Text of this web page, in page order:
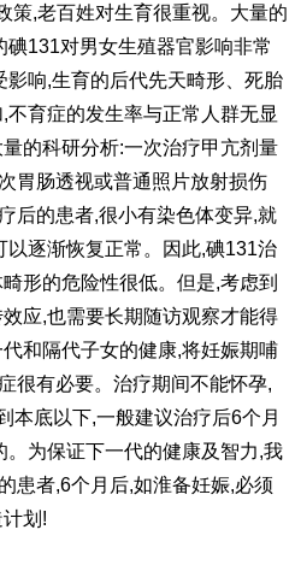
策,老百姓对生育很重视。大量的
131对男女生殖器官影响非常
响,生育的后代先天畸形、死胎
不育症的发生率与正常人群无显
的科研分析:一次治疗甲亢剂量
胃肠透视或普通照片放射损伤
后的患者,很小有染色体变异,就
以逐渐恢复正常。因此,碘131治
形的危险性很低。但是,考虑到
应,也需要长期随访观察才能得
和隔代子女的健康,将妊娠期哺
很有必要。治疗期间不能怀孕,
本底以下,一般建议治疗后6个月
。为保证下一代的健康及智力,我
患者,6个月后,如淮备妊娠,必须
划!